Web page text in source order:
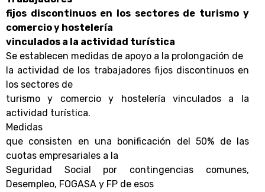
fijos discontinuos en los sectores de turismo y
comercio y hostelería
vinculados a la actividad turística
Se establecen medidas de apoyo a la prolongación de
la actividad de los trabajadores fijos discontinuosen
los sectores de
turismo y comercio y hostelería vinculados a la
actividad turística.
Medidas
que consisten en una bonificación del 50% de las
cuotas empresariales a la
Seguridad Social por contingencias comunes,
Desempleo, FOGASA y FP de esos